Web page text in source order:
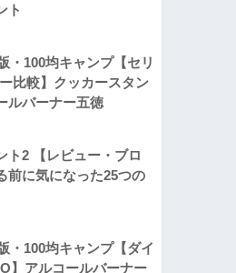
ト
・100均キャンプ【セリ
比較】クッカースタン
ルバーナー五徳
ト2 【レビュー・ブロ
前に気になった25つの
・100均キャンプ【ダイ
】アルコールバーナー